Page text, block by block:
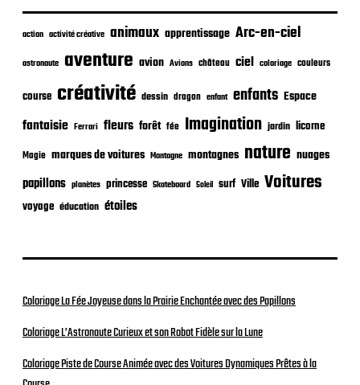
l
i
a
i
n
action activité créative animaux apprentissage Arc-en-ciel
astronaute aventure avion Avions château ciel coloriage couleurs
course créativité dessin dragon enfant enfants Espace
fantaisie Ferrari fleurs forêt fée Imagination jardin licorne
Magie marques de voitures Montagne montagnes nature nuages
papillons planètes princesse Skateboard Soleil surf Ville Voitures
voyage éducation étoiles
Coloriage La Fée Joyeuse dans la Prairie Enchantée avec des Papillons
Coloriage L’Astronaute Curieux et son Robot Fidèle sur la Lune
Coloriage Piste de Course Animée avec des Voitures Dynamiques Prêtes à la